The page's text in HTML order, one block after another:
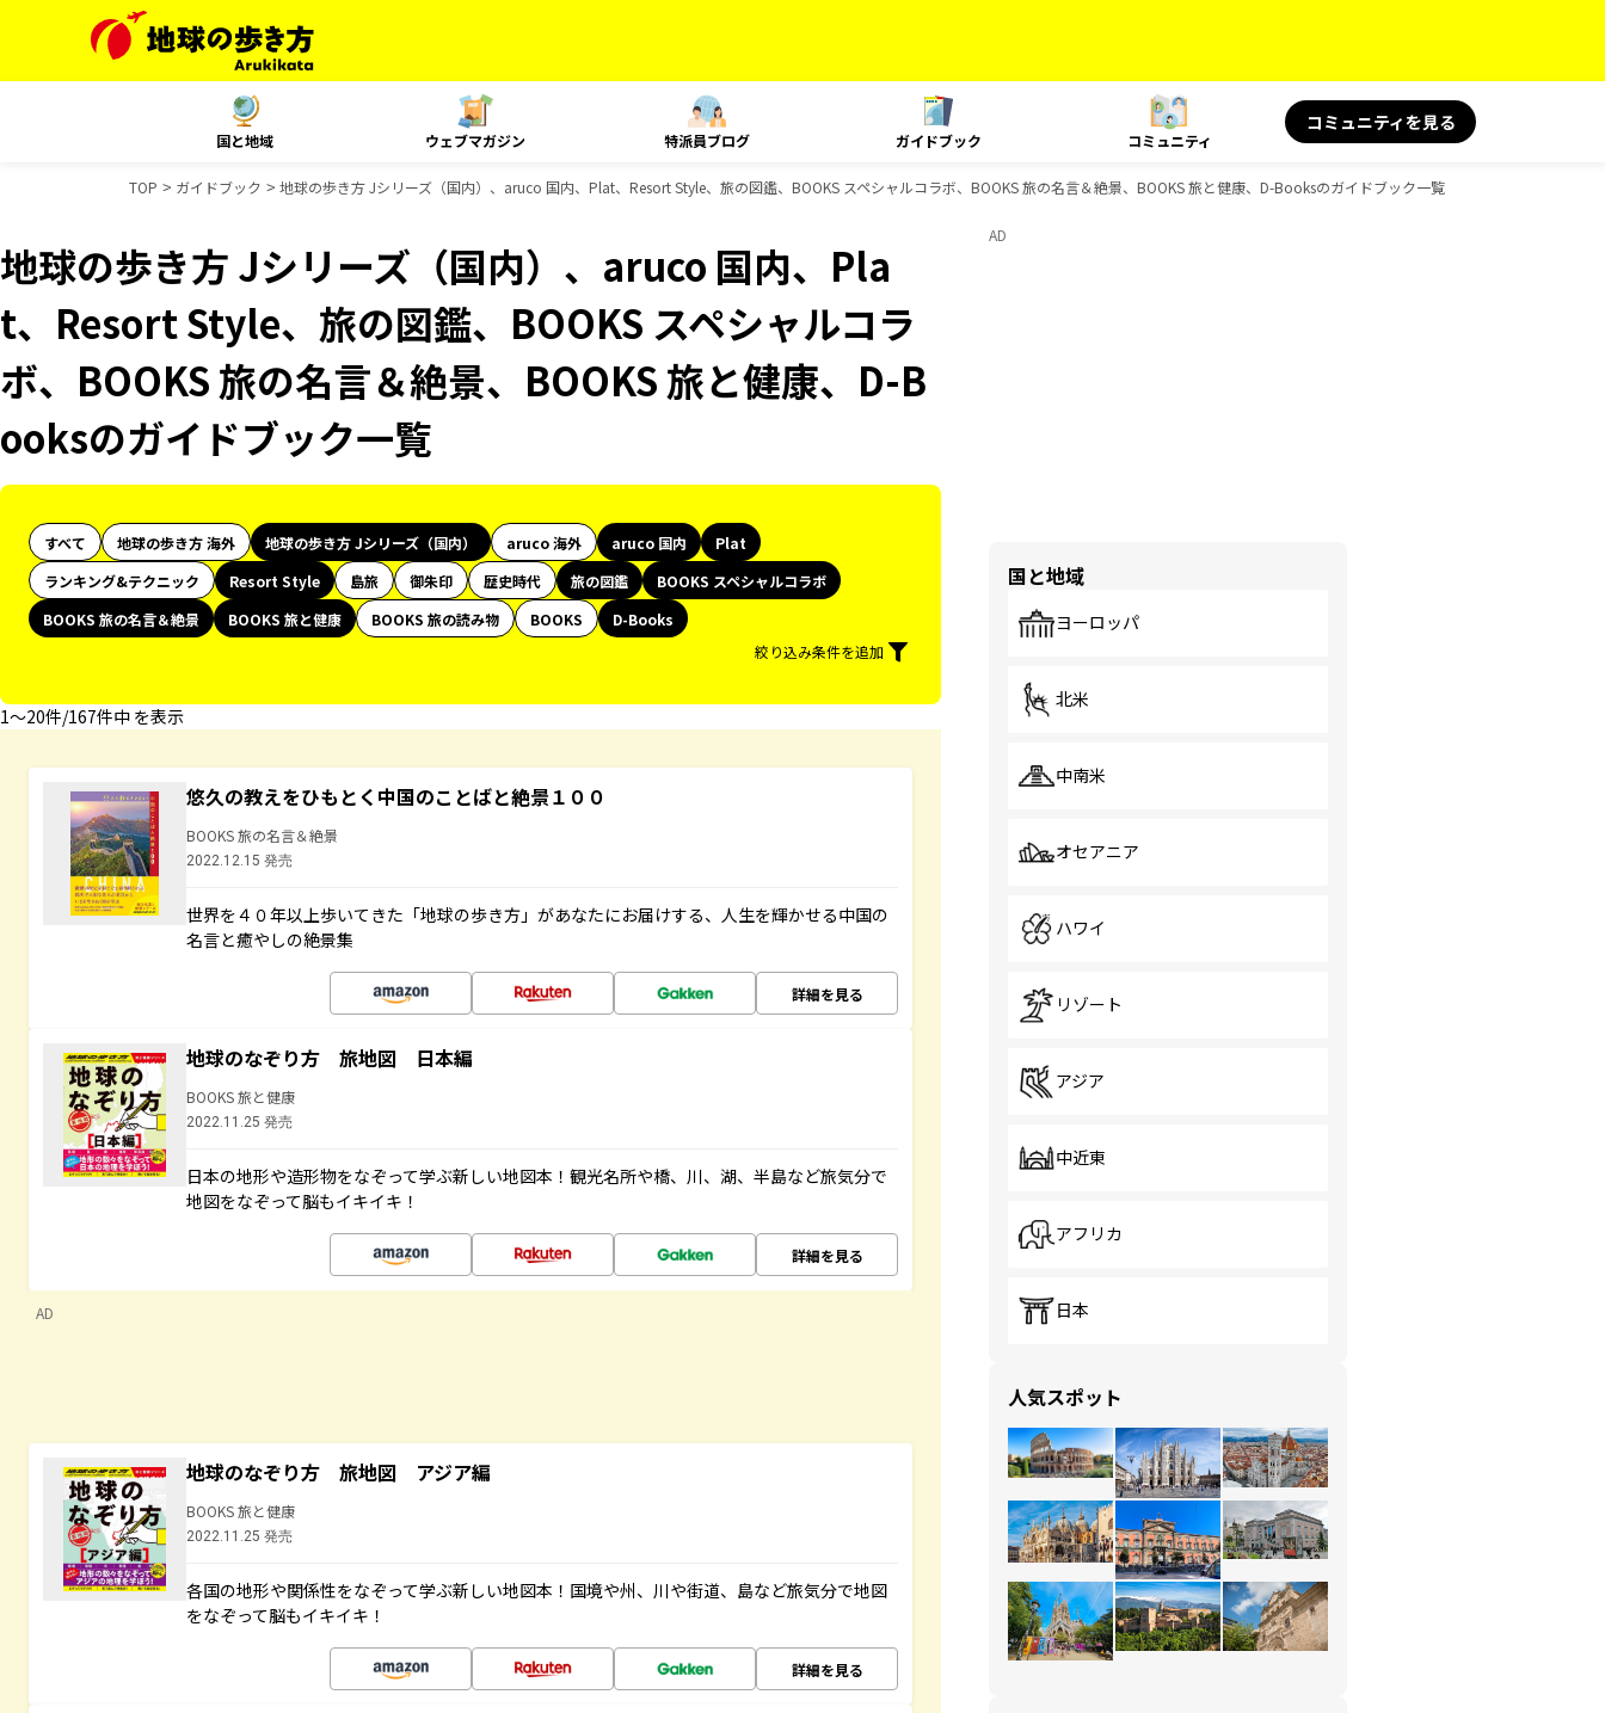
国と地域 ウェブマガジン 特派員ブログ ガイドブック コミュニティ
コミュニティを見る
TOP ガイドブック 地球の歩き方 Jシリーズ（国内）、aruco 国内、Plat、Resort Style、旅の図鑑、BOOKS スペシャルコラボ、BOOKS 旅の名言＆絶景、BOOKS 旅と健康、D-Booksのガイドブック一覧
地球の歩き方 Jシリーズ（国内）、aruco 国内、Pla
t、Resort Style、旅の図鑑、BOOKS スペシャルコラ
ボ、BOOKS 旅の名言＆絶景、BOOKS 旅と健康、D-B
ooksのガイドブック一覧
すべて 地球の歩き方 海外 地球の歩き方 Jシリーズ（国内） aruco 海外 aruco 国内
Plat
ランキング&テクニック
Resort Style 島旅 御朱印 歴史時代 旅の図鑑
BOOKS スペシャルコラボ
BOOKS 旅の名言＆絶景
BOOKS 旅と健康 BOOKS 旅の読み物 BOOKS
D-Books
絞り込み条件を追加
1〜20件/167件中 を表示
悠久の教えをひもとく中国のことばと絶景１００
BOOKS 旅の名言＆絶景
2022.12.15 発売
世界を４０年以上歩いてきた「地球の歩き方」があなたにお届けする、人生を輝かせる中国の
名言と癒やしの絶景集
詳細を見る
地球のなぞり方 旅地図 日本編
BOOKS 旅と健康
2022.11.25 発売
日本の地形や造形物をなぞって学ぶ新しい地図本！観光名所や橋、川、湖、半島など旅気分で
地図をなぞって脳もイキイキ！
詳細を見る
AD
地球のなぞり方 旅地図 アジア編
BOOKS 旅と健康
2022.11.25 発売
各国の地形や関係性をなぞって学ぶ新しい地図本！国境や州、川や街道、島など旅気分で地図
をなぞって脳もイキイキ！
詳細を見る
AD
国と地域
ヨーロッパ
北米
中南米
オセアニア
ハワイ
リゾート
アジア
中近東
アフリカ
日本
人気スポット